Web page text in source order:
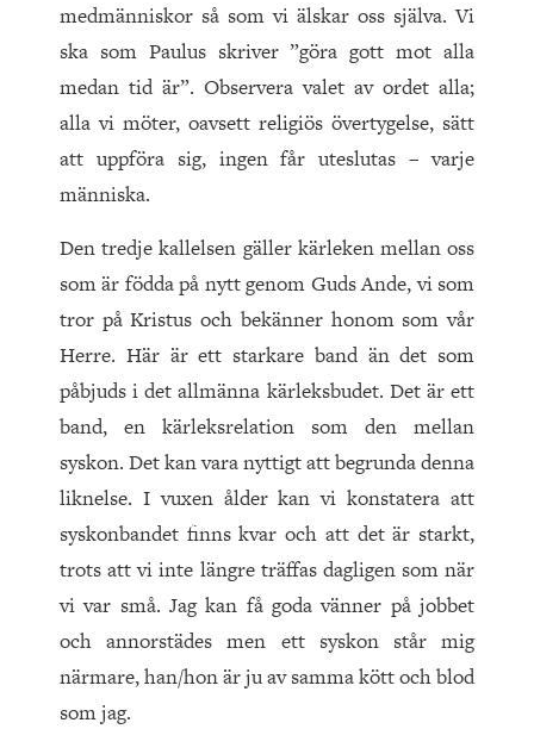
medmänniskor så som vi älskar oss själva. Vi
ska som Paulus skriver ”göra gott mot alla
medan tid är”. Observera valet av ordet alla;
alla vi möter, oavsett religiös övertygelse, sätt
att uppföra sig, ingen får uteslutas – varje
människa.
Den tredje kallelsen gäller kärleken mellan oss
som är födda på nytt genom Guds Ande, vi som
tror på Kristus och bekänner honom som vår
Herre. Här är ett starkare band än det som
påbjuds i det allmänna kärleksbudet. Det är ett
band, en kärleksrelation som den mellan
syskon. Det kan vara nyttigt att begrunda denna
liknelse. I vuxen ålder kan vi konstatera att
syskonbandet finns kvar och att det är starkt,
trots att vi inte längre träffas dagligen som när
vi var små. Jag kan få goda vänner på jobbet
och annorstädes men ett syskon står mig
närmare, han/hon är ju av samma kött och blod
som jag.